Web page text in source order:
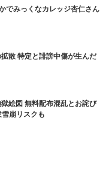
でみっくなカレッジ杏仁さん
散 特定と誹謗中傷が生んだ
絵図 無料配布混乱とお詫び
崩リスクも